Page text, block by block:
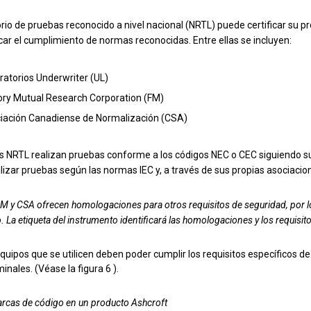
de pruebas reconocido a nivel nacional (NRTL) puede certificar su
el cumplimiento de normas reconocidas. Entre ellas se incluyen:
Underwriter (UL)
Mutual Research Corporation (FM)
Canadiense de Normalización (CSA)
NRTL realizan pruebas conforme a los códigos NEC o CEC
pruebas según las normas IEC y, a través de sus propias
y CSA ofrecen homologaciones para otros requisitos de seguridad,
La etiqueta del instrumento identificará las homologaciones y los
que se utilicen deben poder cumplir los requisitos específicos
(Véase la figura 6 ).
de código en un producto Ashcroft